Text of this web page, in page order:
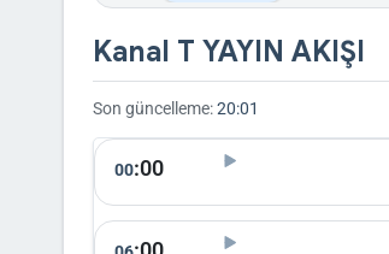
Kanal T YAYIN AKIŞI
Son güncelleme:20:01
00:00